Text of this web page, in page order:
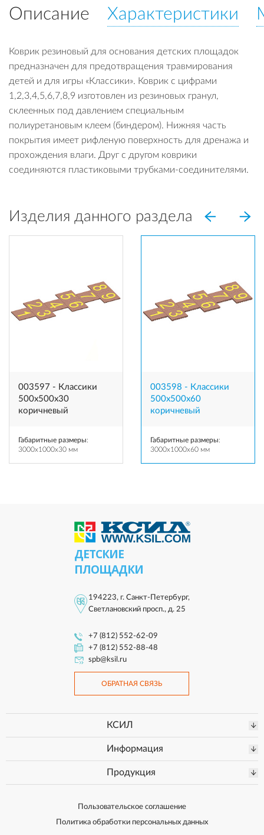
Описание Характеристики
Коврик резиновый для основания детских площадок
предназначен для предотвращения травмирования
детей и для игры «Классики». Коврик с цифрами
1,2,3,4,5,6,7,8,9 изготовлен из резиновых гранул,
склеенных под давлением специальным
полиуретановым клеем (биндером). Нижняя часть
покрытия имеет рифленую поверхность для дренажа и
прохождения влаги. Друг с другом коврики
соединяются пластиковыми трубками-соединителями.
Изделия данного раздела
003597 - Классики
500х500х30
коричневый
Габаритные размеры:
3000x1000x30 мм
003598 - Классики
500х500х60
коричневый
Габаритные размеры:
3000x1000x60 мм
ДЕТСКИЕ
ПЛОЩАДКИ
194223, г. Санкт-Петербург,
Светлановский просп., д. 25
+7 (812) 552-62-09
+7 (812) 552-88-48
spb@ksil.ru
ОБРАТНАЯ СВЯЗЬ
КСИЛ
Информация
Продукция
Пользовательское соглашение
Политика обработки персональных данных